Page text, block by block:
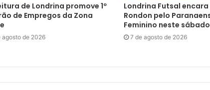
de Londrina promove 1º
de Empregos da Zona
agosto de 2026
Londrina Futsal
Rondon pelo
Feminino neste
7 de agosto de 2026